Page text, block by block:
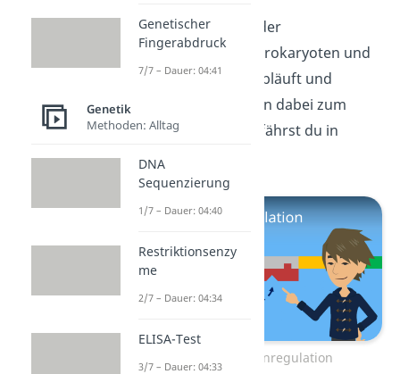
Wie dieRegulation
der
Genexpression bei Prokaryoten und
Eukaryoten genau abläuft und
welche Mechanismen dabei zum
Einsatz kommen, erfährst du in
diesem
Zum Video: Genregulation
Genetischer
Fingerabdruck
7/7 – Dauer: 04:41
Genetik
Methoden: Alltag
DNA
Sequenzierung
1/7 – Dauer: 04:40
Restriktionsenzy
me
2/7 – Dauer: 04:34
ELISA-Test
3/7 – Dauer: 04:33